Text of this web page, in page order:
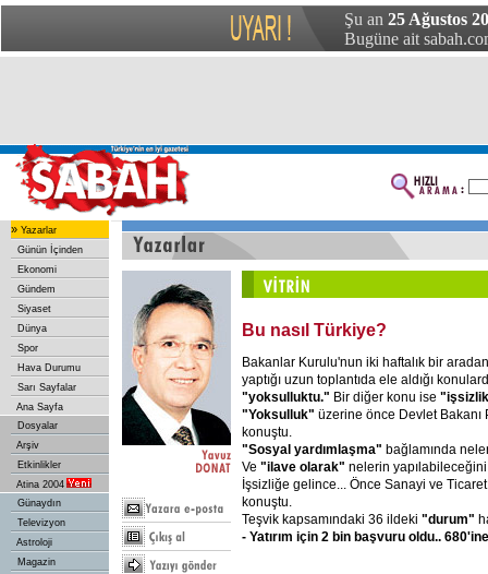
Şu an 25 Ağustos
Bugüne ait
» Yazarlar
Günün İçinden
Ekonomi
Gündem
Siyaset
Dünya
Spor
Hava Durumu
Sarı Sayfalar
Ana Sayfa
Dosyalar
Arşiv
Etkinlikler
Atina 2004
Günaydın
Televizyon
Astroloji
Magazin
Bu nasıl Türkiye?
Bakanlar Kurulu'nun iki haftalık bir
yaptığı uzun toplantıda ele aldığı
"yoksulluktu." Bir diğer konu ise
"Yoksulluk" üzerine önce Devlet Bakanı
konuştu.
"Sosyal yardımlaşma" bağlamında
Ve "ilave olarak" nelerin
İşsizliğe gelince... Önce Sanayi ve
konuştu.
Teşvik kapsamındaki 36 ildeki "durum"
- Yatırım için 2 bin başvuru oldu..